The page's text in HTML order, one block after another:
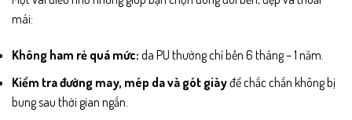
mái:
Không ham rẻ quá mức: da PU thường chỉ bền 6 tháng – 1 năm.
Kiểm tra đường may, mép da và gót giàyđể chắc chắn không bị
bung sau thời gian ngắn.